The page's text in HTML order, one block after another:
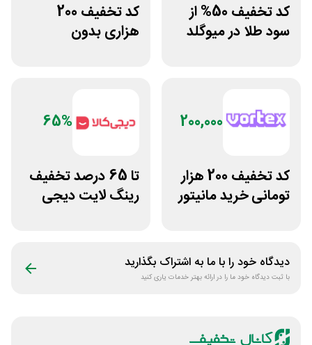
کد تخفیف 50% از
سود طلا در میوگلد
کد تخفیف 200
هزاری بدون
200,000
کد تخفیف 200 هزار
تومانی خرید مانیتور
65%
تا 65 درصد تخفیف
رینگ لایت دیجی
دیدگاه خود را با ما به اشتراک بگذارید
با ثبت دیدگاه خود ما را در ارائه بهتر خدمات یاری کنید